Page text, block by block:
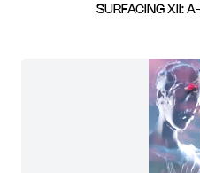
SURFACING XII: